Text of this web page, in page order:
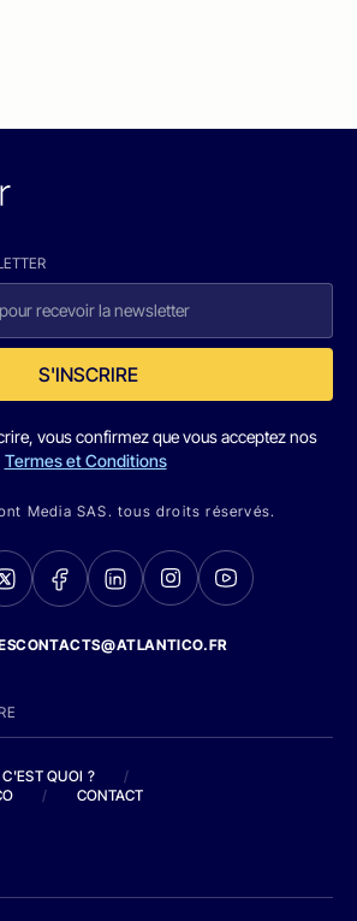
S'INSCRIRE
vous confirmez que vous acceptez nos
Termes et Conditions
Media SAS. tous droits réservés.
QUOI ?
/
/ CONTACT